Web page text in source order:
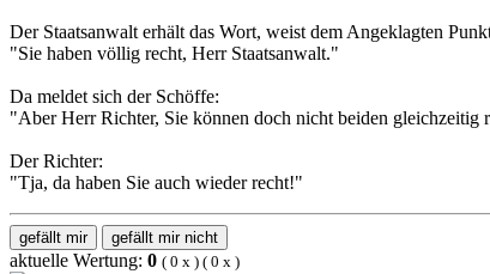
Der Staatsanwalt erhält das Wort, weist dem Angeklagten
"Sie haben völlig recht, Herr Staatsanwalt."
Da meldet sich der Schöffe:
"Aber Herr Richter, Sie können doch nicht beiden gleichzeitig
Der Richter:
"Tja, da haben Sie auch wieder recht!"
gefällt mir gefällt mir nicht
aktuelle Wertung: 0 ( 0 x ) ( 0 x )